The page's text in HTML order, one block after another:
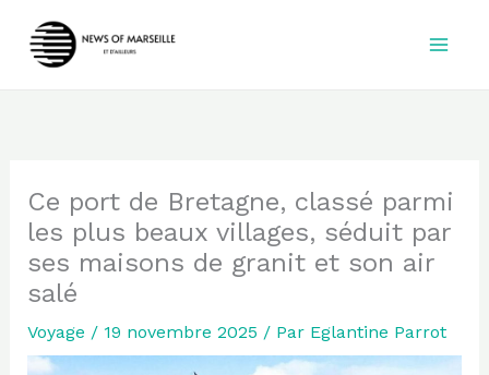
Ce port de Bretagne, classé parmi
les plus beaux villages, séduit par
ses maisons de granit et son air
salé
Voyage / 19 novembre 2025 / Par Eglantine Parrot